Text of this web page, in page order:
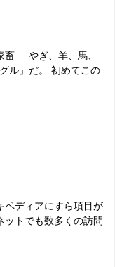
──やぎ、羊、馬、
ル」だ。 初めてこの
ディアにすら項目が
トでも数多くの訪問